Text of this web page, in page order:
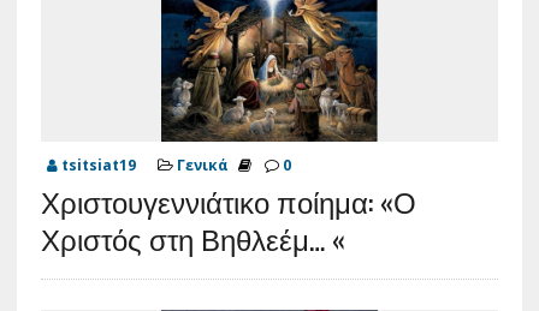
tsitsiat19 Γενικά 0
Χριστουγεννιάτικο ποίημα: «Ο
Χριστός στη Βηθλεέμ… «